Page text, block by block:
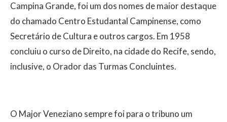
Campina Grande, foi um dos nomes de maior destaque
do chamado Centro Estudantal Campinense, como
Secretário de Cultura e outros cargos. Em 1958
concluiu o curso de Direito, na cidade do Recife, sendo,
inclusive, o Orador das Turmas Concluintes.
O Major Veneziano sempre foi para o tribuno um